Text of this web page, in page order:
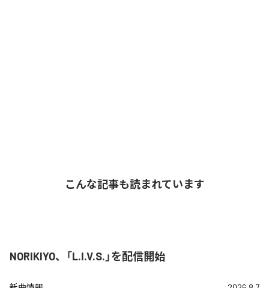
こんな記事も読まれています
NORIKIYO、「L.I.V.S.」を配信開始